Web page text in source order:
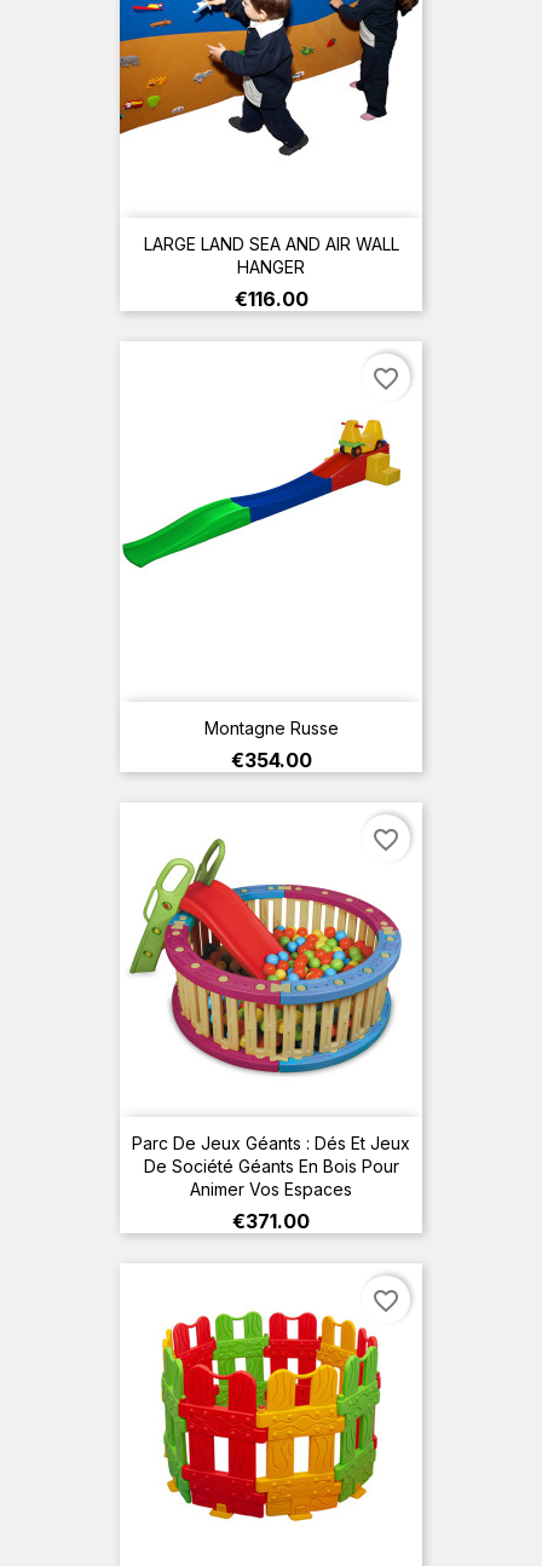
LARGE LAND SEA AND AIR WALL
HANGER
Price
€116.00
Montagne Russe
Price
€354.00
favorite_border
Parc De Jeux Géants : Dés Et Jeux
De Société Géants En Bois Pour
Animer Vos Espaces
Price
€371.00
favorite_border
favorite_border